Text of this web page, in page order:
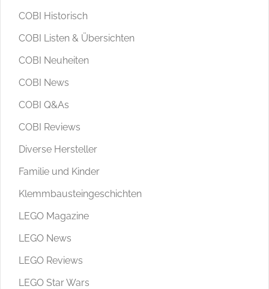
COBI Historisch
COBI Listen & Übersichten
COBI Neuheiten
COBI News
COBI Q&As
COBI Reviews
Diverse Hersteller
Familie und Kinder
Klemmbausteingeschichten
LEGO Magazine
LEGO News
LEGO Reviews
LEGO Star Wars